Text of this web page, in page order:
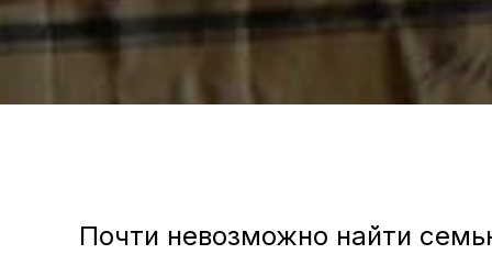
Почти невозможно найти